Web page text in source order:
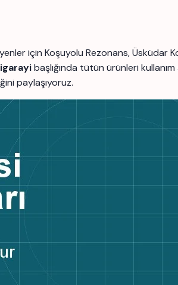
için Koşuyolu Rezonans, Üsküdar
başlığında tütün ürünleri kullanım
paylaşıyoruz.